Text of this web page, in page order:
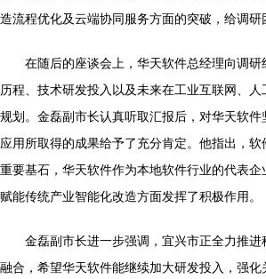
造流程优化及云端协同服务方面的突破，给调研
在随后的座谈会上，华天软件总经理向调
历程、技术研发投入以及未来在工业互联网、
规划。金磊副市长认真听取汇报后，对华天软
应用所取得的成果给予了充分肯定。他指出，
重要基石，华天软件作为本地软件行业的代表企
赋能传统产业智能化改造方面发挥了积极作用。
金磊副市长进一步强调，宜兴市正全力推
融合，希望华天软件能继续加大研发投入，强